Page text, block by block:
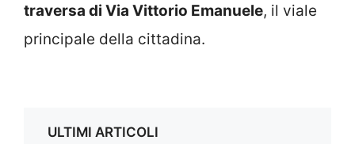
traversa di Via Vittorio Emanuele, il viale
principale della cittadina.
ULTIMI ARTICOLI